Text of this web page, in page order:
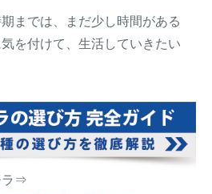
までは、まだ少し時間がある
を付けて、生活していきたい
ラ⇒